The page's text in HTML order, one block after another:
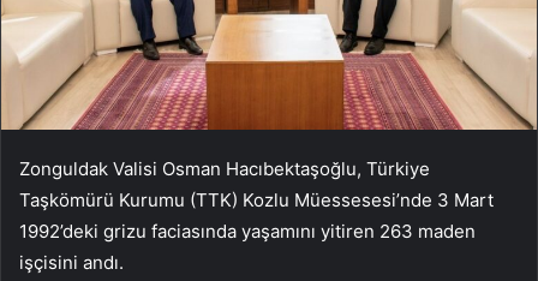
Zonguldak Valisi Osman Hacıbektaşoğlu, Türkiye
Taşkömürü Kurumu (TTK) Kozlu Müessesesi’nde 3 Mart
1992’deki grizu faciasında yaşamını yitiren 263 maden
işçisini andı.